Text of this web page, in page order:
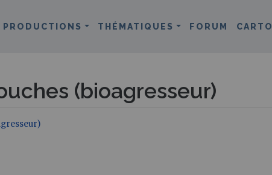
PRODUCTIONS THÉMATIQUES FORUM CARTO
(bioagresseur)